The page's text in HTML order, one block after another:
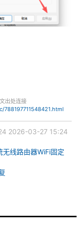
出处连接
2026-03-27 15:24
线路由器WiFi固定